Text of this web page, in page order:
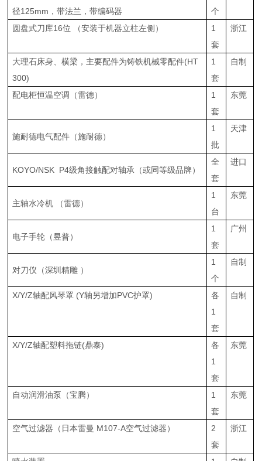
径125mm，带法兰，带编码器
个
圆盘式刀库16位 （安装于机器立柱左侧）
1
套
浙江
大理石床身、横梁，主要配件为铸铁机械零配件(HT
300)
1
套
自制
配电柜恒温空调（雷德）
1
套
东莞
施耐德电气配件（施耐德）
1
批
天津
KOYO/NSK P4级角接触配对轴承（或同等级品牌）
全
套
进口
主轴水冷机 （雷德）
1
台
东莞
电子手轮（昱普）
1
套
广州
对刀仪（深圳精雕 ）
1
个
自制
X/Y/Z轴配风琴罩 (Y轴另增加PVC护罩)
各
1
套
自制
X/Y/Z轴配塑料拖链(鼎泰)
各
1
套
东莞
自动润滑油泵（宝腾）
1
套
东莞
空气过滤器（日本雷曼 M107-A空气过滤器）
2
套
浙江